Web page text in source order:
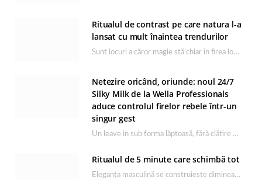
Ritualul de contrast pe care natura l-a
lansat cu mult înaintea trendurilor
Sunt locuri a căror magie stă chiar în firea lor naturală, iar Lacul Ursu din…
Netezire oricând, oriunde: noul 24/7
Silky Milk de la Wella Professionals
aduce controlul firelor rebele într-un
singur gest
Un leave in sub forma lăptoasă, fără clătire care completează rutina Ultimate Smooth și transformă…
Ritualul de 5 minute care schimbă tot
Eleganța masculină se construiește dimineața, în câteva minute și cu produsele potrivite. O rutină de…